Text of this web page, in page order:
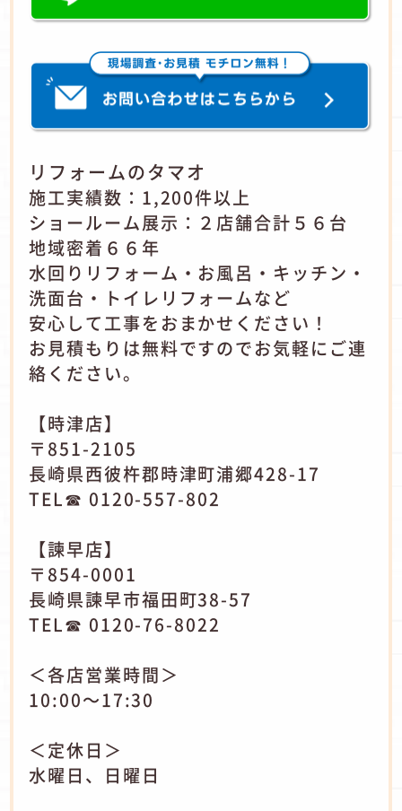
リフォームのタマオ
施工実績数：1,200件以上
ショールーム展示：２店舗合計５６台
地域密着６６年
水回りリフォーム・お風呂・キッチン・
洗面台・トイレリフォームなど
安心して工事をおまかせください！
お見積もりは無料ですのでお気軽にご連
絡ください。
【時津店】
〒851-2105
長崎県西彼杵郡時津町浦郷428-17
TEL☎ 0120-557-802
【諫早店】
〒854-0001
長崎県諫早市福田町38-57
TEL☎ 0120-76-8022
＜各店営業時間＞
10:00～17:30
＜定休日＞
水曜日、日曜日